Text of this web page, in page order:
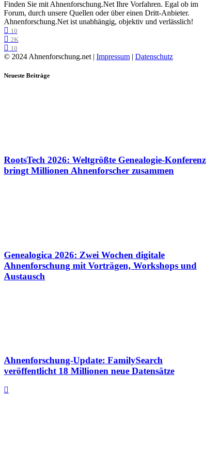
Finden Sie mit Ahnenforschung.Net Ihre Vorfahren. Egal ob im
Forum, durch unsere Quellen oder über einen Dritt-Anbieter.
Ahnenforschung.Net ist unabhängig, objektiv und verlässlich!
10
2K
10
© 2024 Ahnenforschung.net | Impressum | Datenschutz
Neueste Beiträge
RootsTech 2026: Weltgrößte Genealogie-Konferenz
bringt Millionen Ahnenforscher zusammen
Genealogica 2026: Zwei Wochen digitale
Ahnenforschung mit Vorträgen, Workshops und
Austausch
Ahnenforschung-Update: FamilySearch
veröffentlicht 18 Millionen neue Datensätze